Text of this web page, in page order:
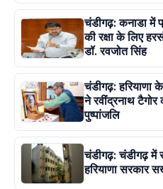
चंडीगढ़: कनाडा में
की रक्षा के लिए
डॉ. रवजोत सिंह
चंडीगढ़: हरियाणा
ने रवींद्रनाथ टैगोर
पुष्पांजलि
चंडीगढ़: चंडीगढ़ में
हरियाणा सरकार